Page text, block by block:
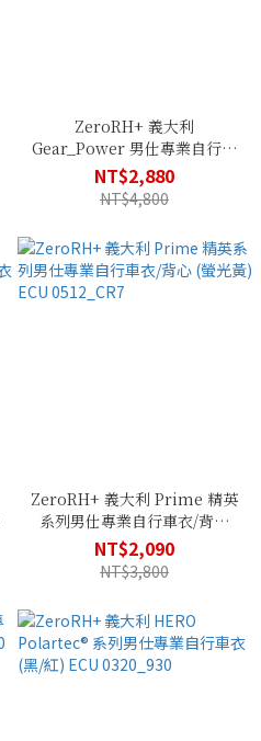
ZeroRH+ 義大利
Gear_Power 男仕專業自行車
衣(綠色) ECU 0511_259
NT$2,880
NT$4,800
ZeroRH+ 義大利 Prime 精英
系列男仕專業自行車衣/背心
(螢光黃) ECU 0512_CR7
NT$2,090
NT$3,800